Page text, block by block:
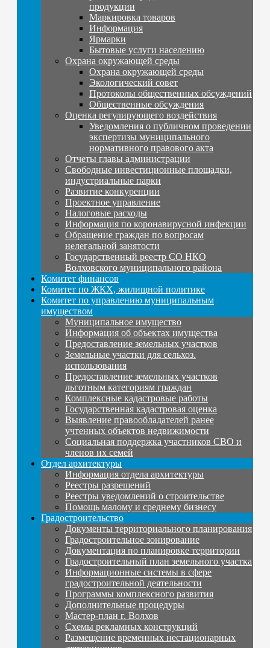
продукции
Маркировка товаров
Информация
Ярмарки
Бытовые услуги населению
Охрана окружающей среды
Охрана окружающей среды
Экологический совет
Протоколы общественных обсуждений
Общественные обсуждения
Оценка регулирующего воздействия
Уведомления о публичном проведении
экспертизы муниципального
нормативного правового акта
Отчеты главы администрации
Свободные инвестиционные площадки,
индустриальные парки
Развитие конкуренции
Проектное управление
Налоговые расходы
Информация по коронавирусной инфекции
Обращение граждан по вопросам
нелегальной занятости
Государственный реестр СО НКО
Волховского муниципального района
Комитет финансов
Комитет по ЖКХ, жилищной политике
Комитет по управлению муниципальным
имуществом
Муниципальное имущество
Информация об объектах имущества
Предоставление земельных участков
Земельные участки для сельхоз.
использования
Предоставление земельных участков
льготным категориям граждан
Комплексные кадастровые работы
Государственная кадастровая оценка
Выявление правообладателей ранее
учтенных объектов недвижимости
Социальная поддержка участников СВО и
членов их семей
Отдел архитектуры
Информация отдела архитектуры
Реестры разрешений
Реестры уведомлений о строительстве
Помощь малому и среднему бизнесу
Градостроительство
Документы территориального планирования
Градостроительное зонирование
Документация по планировке территории
Градостроительный план земельного участка
Информационные системы в сфере
градостроительной деятельности
Программы комплексного развития
Дополнительные процедуры
Мастер-план г. Волхов
Схемы рекламных конструкций
Размещение временных нестационарных